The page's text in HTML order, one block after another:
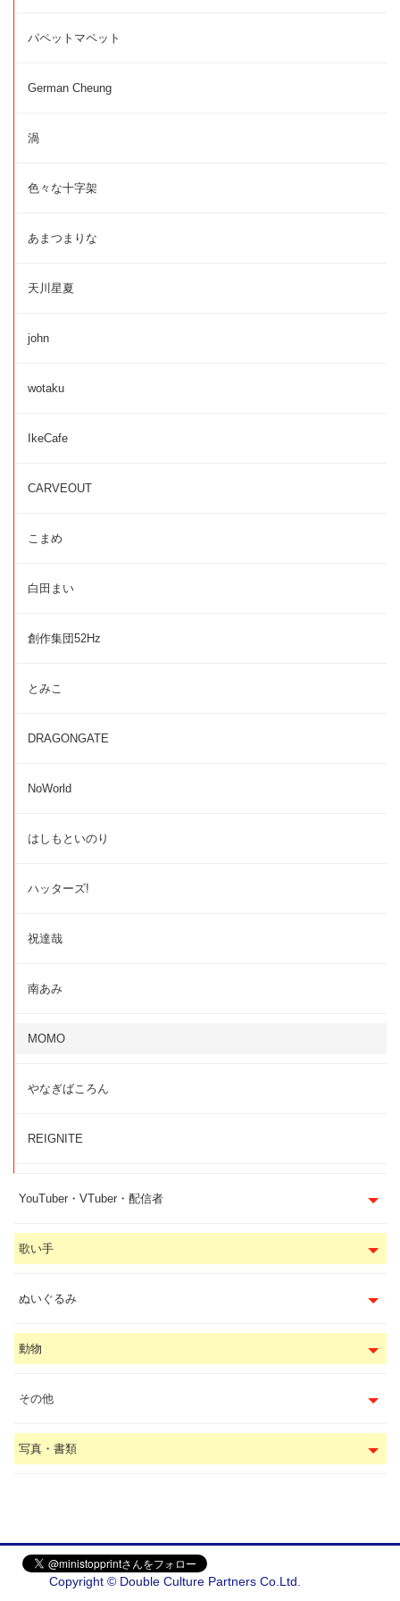
パペットマペット
German Cheung
渦
色々な十字架
あまつまりな
天川星夏
john
wotaku
IkeCafe
CARVEOUT
こまめ
白田まい
創作集団52Hz
とみこ
DRAGONGATE
NoWorld
はしもといのり
ハッターズ!
祝達哉
南あみ
MOMO
やなぎばころん
REIGNITE
YouTuber・VTuber・配信者
歌い手
ぬいぐるみ
動物
その他
写真・書類
Copyright © Double Culture Partners Co.Ltd.